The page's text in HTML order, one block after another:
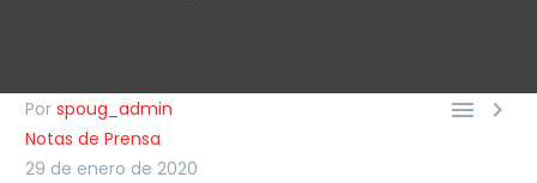
 
Por spoug_admin
Notas de Prensa
29 de enero de 2020